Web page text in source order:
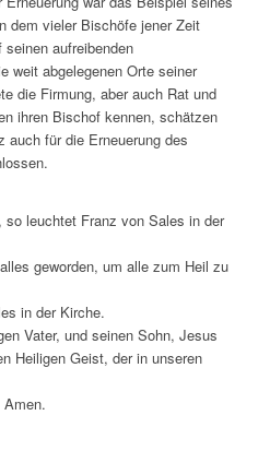
dem vieler Bischöfe jener Zeit
aufreibenden
weit abgelegenen Orte seiner
die Firmung, aber auch Rat und
ihren Bischof kennen, schätzen
auch für die Erneuerung des
leuchtet Franz von Sales in der
geworden, um alle zum Heil zu
in der Kirche.
Vater, und seinen Sohn, Jesus
Heiligen Geist, der in unseren